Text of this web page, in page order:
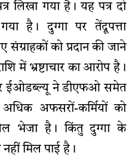
लिखा गया है। यह पत्र दो
है। दुग्गा पर तेंदूपत्ता
संग्राहकों को प्रदान की जाने
में भ्रष्टाचार का आरोप है।
ईओडब्ल्यू ने डीएफओ समेत
अफसरों-कर्मियों को
भेजा है। किंतु दुग्गा के
मिल पाई है।